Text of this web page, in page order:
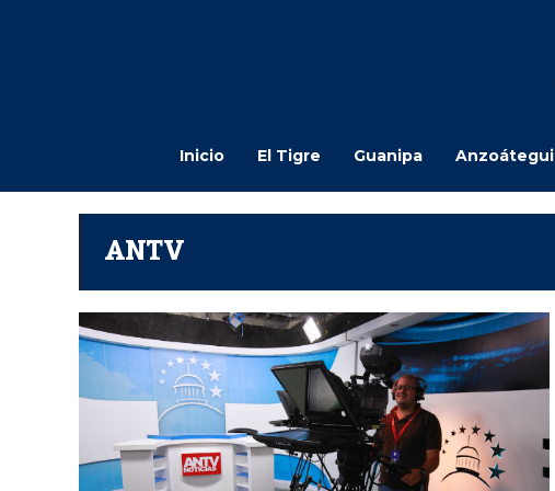
Inicio El Tigre Guanipa Anzoátegui
ANTV